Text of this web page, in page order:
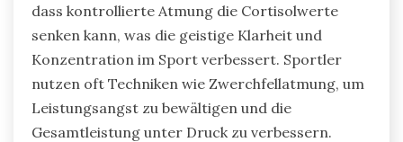
dass kontrollierte Atmung die Cortisolwerte
senken kann, was die geistige Klarheit und
Konzentration im Sport verbessert. Sportler
nutzen oft Techniken wie Zwerchfellatmung, um
Leistungsangst zu bewältigen und die
Gesamtleistung unter Druck zu verbessern.